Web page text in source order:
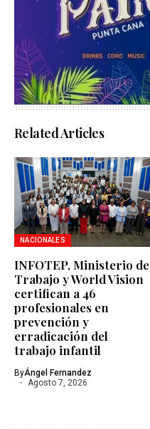
Related Articles
NACIONALES
INFOTEP, Ministerio de
Trabajo y World Vision
certifican a 46
profesionales en
prevención y
erradicación del
trabajo infantil
ByÁngel Fernandez
Agosto 7, 2026